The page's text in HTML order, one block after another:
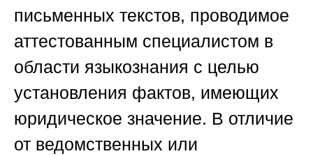
письменных текстов, проводимое
аттестованным специалистом в
области языкознания с целью
установления фактов, имеющих
юридическое значение. В отличие
от ведомственных или